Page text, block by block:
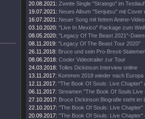
20.08.2021: Zweite Single "Stratego" im Testlauf
19.07.2021: Neues Album "Senjutsu" mit Cover
16.07.2021: Neuer Song mit fettem Anime-Video
03.10.2020: "Live In Mexico" Package zum
08.05.2020: "Legacy Of The Beast 2021"-Dates
08.11.2019: "Legacy Of The Beast Tour 2020"
26.11.2018: Bruce und sein Pro-Brexit-
08.06.2018: Cooler Videotrailer zur Tour
24.03.2018: Tolles Dickinson Interview online
13.11.2017: Kommen 2018 wieder nach Europa
12.11.2017: "The Book Of Souls: Live Chapter"
06.11.2017: Streamen "The Book Of Souls:Live
27.10.2017: Bruce Dickinson Biografie steht im
22.10.2017: "The Book Of Souls: Live Chapter"
20.09.2017: "The Book Of Souls: Live Chapter"